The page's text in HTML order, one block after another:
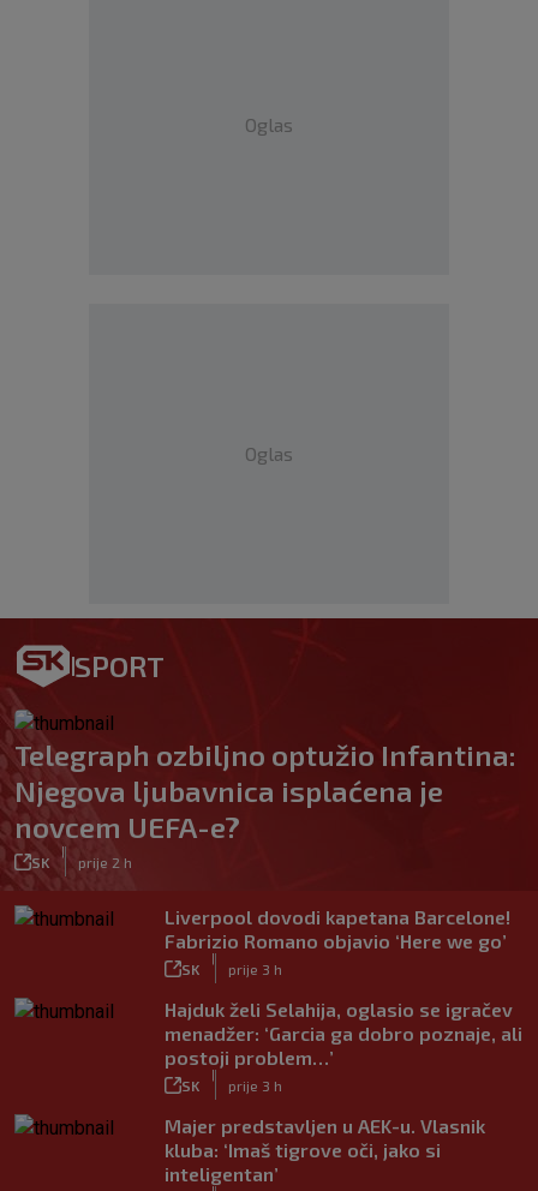
Oglas
Oglas
SPORT
Telegraph ozbiljno optužio Infantina:
Njegova ljubavnica isplaćena je
novcem UEFA-e?
SK prije 2 h
Liverpool dovodi kapetana Barcelone!
Fabrizio Romano objavio ‘Here we go’
SK prije 3 h
Hajduk želi Selahija, oglasio se igračev
menadžer: ‘Garcia ga dobro poznaje, ali
postoji problem…’
SK prije 3 h
Majer predstavljen u AEK-u. Vlasnik
kluba: ‘Imaš tigrove oči, jako si
inteligentan’